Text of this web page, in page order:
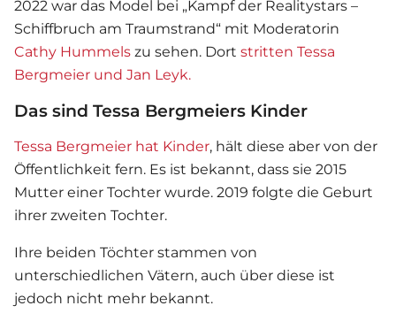
2022 war das Model bei „Kampf der Realitystars –
Schiffbruch am Traumstrand“ mit Moderatorin
Cathy Hummels zu sehen. Dort stritten Tessa
Bergmeier und Jan Leyk.
Das sind Tessa Bergmeiers Kinder
Tessa Bergmeier hat Kinder, hält diese aber von der
Öffentlichkeit fern. Es ist bekannt, dass sie 2015
Mutter einer Tochter wurde. 2019 folgte die Geburt
ihrer zweiten Tochter.
Ihre beiden Töchter stammen von
unterschiedlichen Vätern, auch über diese ist
jedoch nicht mehr bekannt.